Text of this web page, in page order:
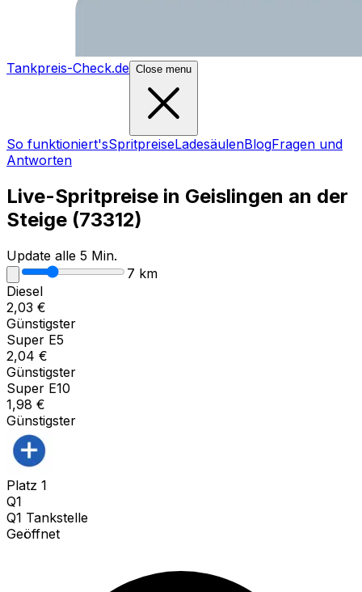
Tankpreis-Check.de Close menu
So funktioniert'sSpritpreiseLadesäulenBlogFragen und
Antworten
Live-Spritpreise in Geislingen an der
Steige (73312)
Update alle 5 Min.
7 km
Diesel
2,03 €
Günstigster
Super E5
2,04 €
Günstigster
Super E10
1,98 €
Günstigster
Platz 1
Q1
Q1 Tankstelle
Geöffnet